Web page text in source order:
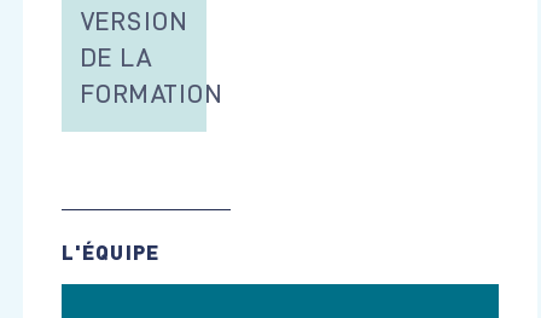
VERSION
DE LA
FORMATION
L'ÉQUIPE